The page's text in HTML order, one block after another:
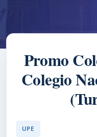
Promo
Colegio
UPE